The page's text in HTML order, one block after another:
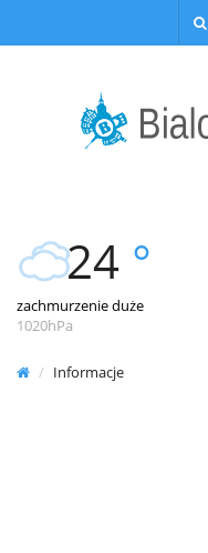
24 °
zachmurzenie duże
1020hPa
Informacje